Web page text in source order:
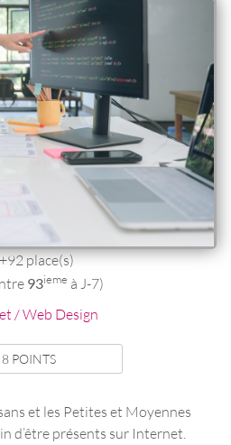
place(s)
93ieme à J-7)
/ Web Design
8 POINTS
et les Petites et Moyennes
d’être présents sur Internet.